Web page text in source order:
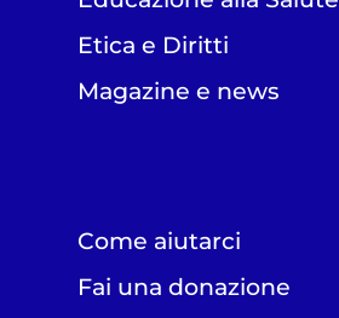
Etica e Diritti
Magazine e news
Come aiutarci
Fai una donazione